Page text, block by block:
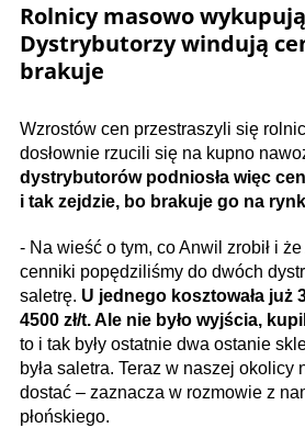
Rolnicy masowo
Dystrybutorzy windują
brakuje
Wzrostów cen przestraszyli się
dosłownie rzucili się na kupno
dystrybutorów podniosła więc
i tak zejdzie, bo brakuje go na
- Na wieść o tym, co Anwil zrobił i
cenniki popędziliśmy do dwóch
saletrę. U jednego kosztowała już
4500 zł/t. Ale nie było wyjścia,
to i tak były ostatnie dwa ostanie
była saletra. Teraz w naszej okolicy
dostać – zaznacza w rozmowie z
płońskiego.